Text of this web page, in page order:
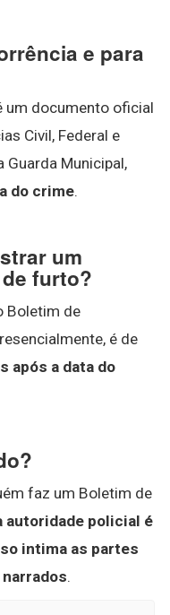
e para
um documento oficial
Civil, Federal e
Guarda Municipal,
do crime.
um
furto?
Boletim de
é de
após a data do
faz um Boletim de
autoridade policial é
intima as partes
.